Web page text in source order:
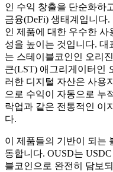
인 수익 창출을 단순화하
금융(DeFi) 생태계입니다
인 제품에 대한 우수한 사
성을 높이는 것입니다.
는 스테이블코인인 오리
큰(LST) 애그리게이터인
러한 디지털 자산은 사용
으로 수익이 자동으로 누
락업과 같은 전통적인 이
다.
이 제품들의 기반이 되는
동합니다. OUSD는
블코인으로 완전히 담보